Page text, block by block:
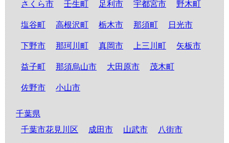
さくら市 壬生町 足利市 宇都宮市 野木町
塩谷町 高根沢町 栃木市 那須町 日光市
下野市 那珂川町 真岡市 上三川町 矢板市
益子町 那須烏山市 大田原市 茂木町
佐野市 小山市
千葉県
千葉市花見川区
成田市 山武市 八街市